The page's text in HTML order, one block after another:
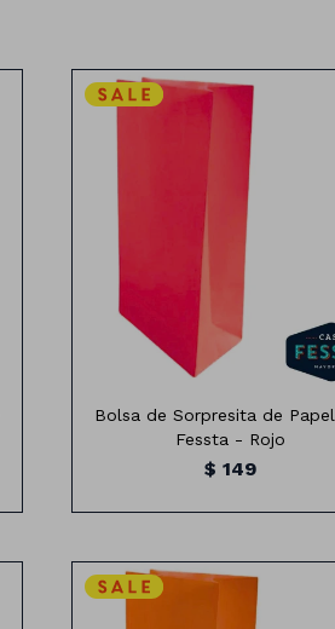
Bolsa de papel x10 unidades
Medidas:24cm x 13cm
Bolsa de Sorpresita de Papel
Fessta - Rojo
$ 149